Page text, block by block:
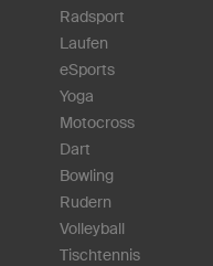
Radsport
Laufen
eSports
Yoga
Motocross
Dart
Bowling
Rudern
Volleyball
Tischtennis